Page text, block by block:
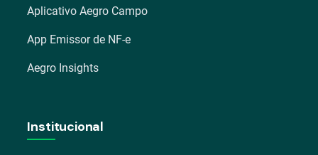
Aplicativo Aegro Campo
App Emissor de NF-e
Aegro Insights
Institucional